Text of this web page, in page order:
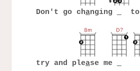
Don't go changing to
try and please me